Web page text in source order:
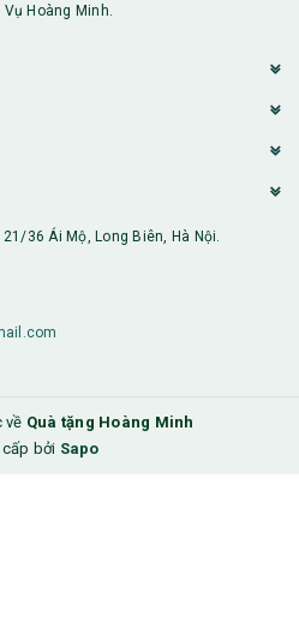
Hoàng Minh.
36 Ái Mộ, Long Biên, Hà Nội.
về Quà tặng Hoàng Minh
cấp bởi Sapo